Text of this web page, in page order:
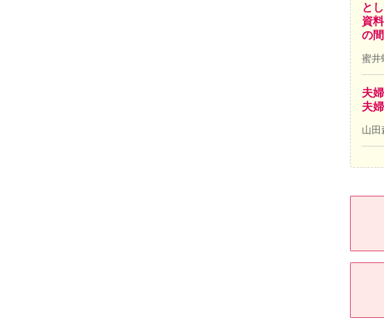
と
資
の
蜜井
夫
夫
山田